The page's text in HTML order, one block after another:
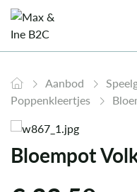
Aanbod
Poppenkleertjes
Bloempot